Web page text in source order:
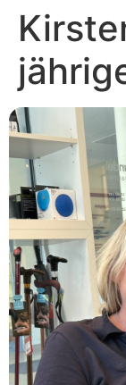
springen